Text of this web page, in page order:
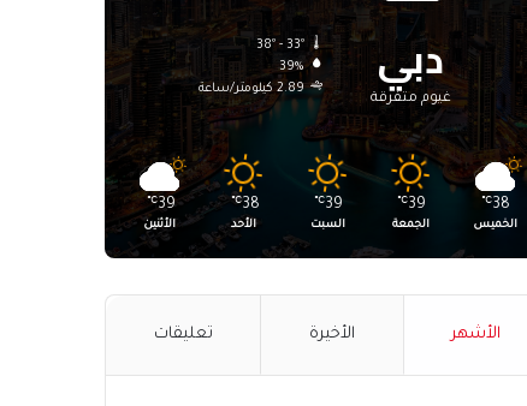
دبي
غيوم متفرقة
38º - 33º
39%
2.89 كيلومتر/ساعة
38
℃
الخميس
39
℃
الجمعة
39
℃
السبت
38
℃
الأحد
39
℃
الأثنين
الأشهر الأخيرة تعليقات